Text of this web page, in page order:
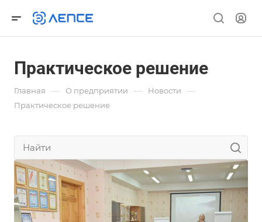
Практическое решение
Главная — О предприятии — Новости —
Практическое решение